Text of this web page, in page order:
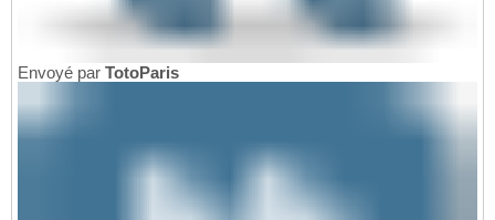
Envoyé par TotoParis